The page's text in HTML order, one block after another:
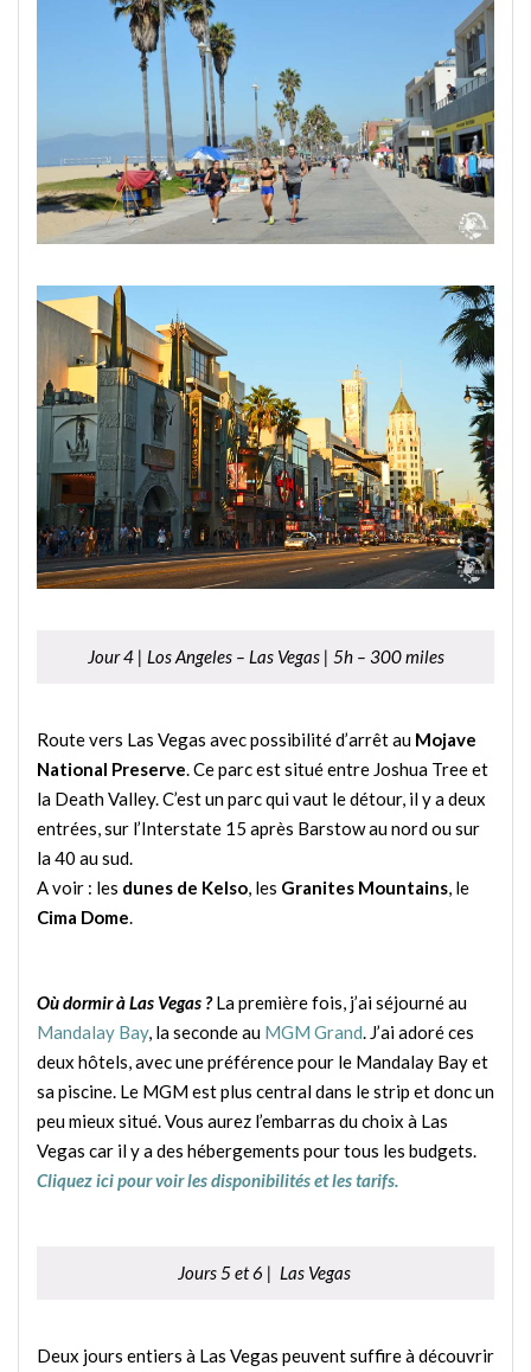
Jour 4 | Los Angeles – Las Vegas | 5h – 300 miles
Route vers Las Vegas avec possibilité d’arrêt au Mojave
National Preserve. Ce parc est situé entre Joshua Tree et
la Death Valley. C’est un parc qui vaut le détour, il y a deux
entrées, sur l’Interstate 15 après Barstow au nord ou sur
la 40 au sud.
A voir : les dunes de Kelso, les Granites Mountains, le
Cima Dome.
Où dormir à Las Vegas ?La première fois, j’ai séjourné au
Mandalay Bay, la seconde au MGM Grand. J’ai adoré ces
deux hôtels, avec une préférence pour le Mandalay Bay et
sa piscine. Le MGM est plus central dans le strip et donc un
peu mieux situé. Vous aurez l’embarras du choix à Las
Vegas car il y a des hébergements pour tous les budgets.
Cliquez ici pour voir les disponibilités et les tarifs.
Jours 5 et 6 | Las Vegas
Deux jours entiers à Las Vegas peuvent suffire à découvrir